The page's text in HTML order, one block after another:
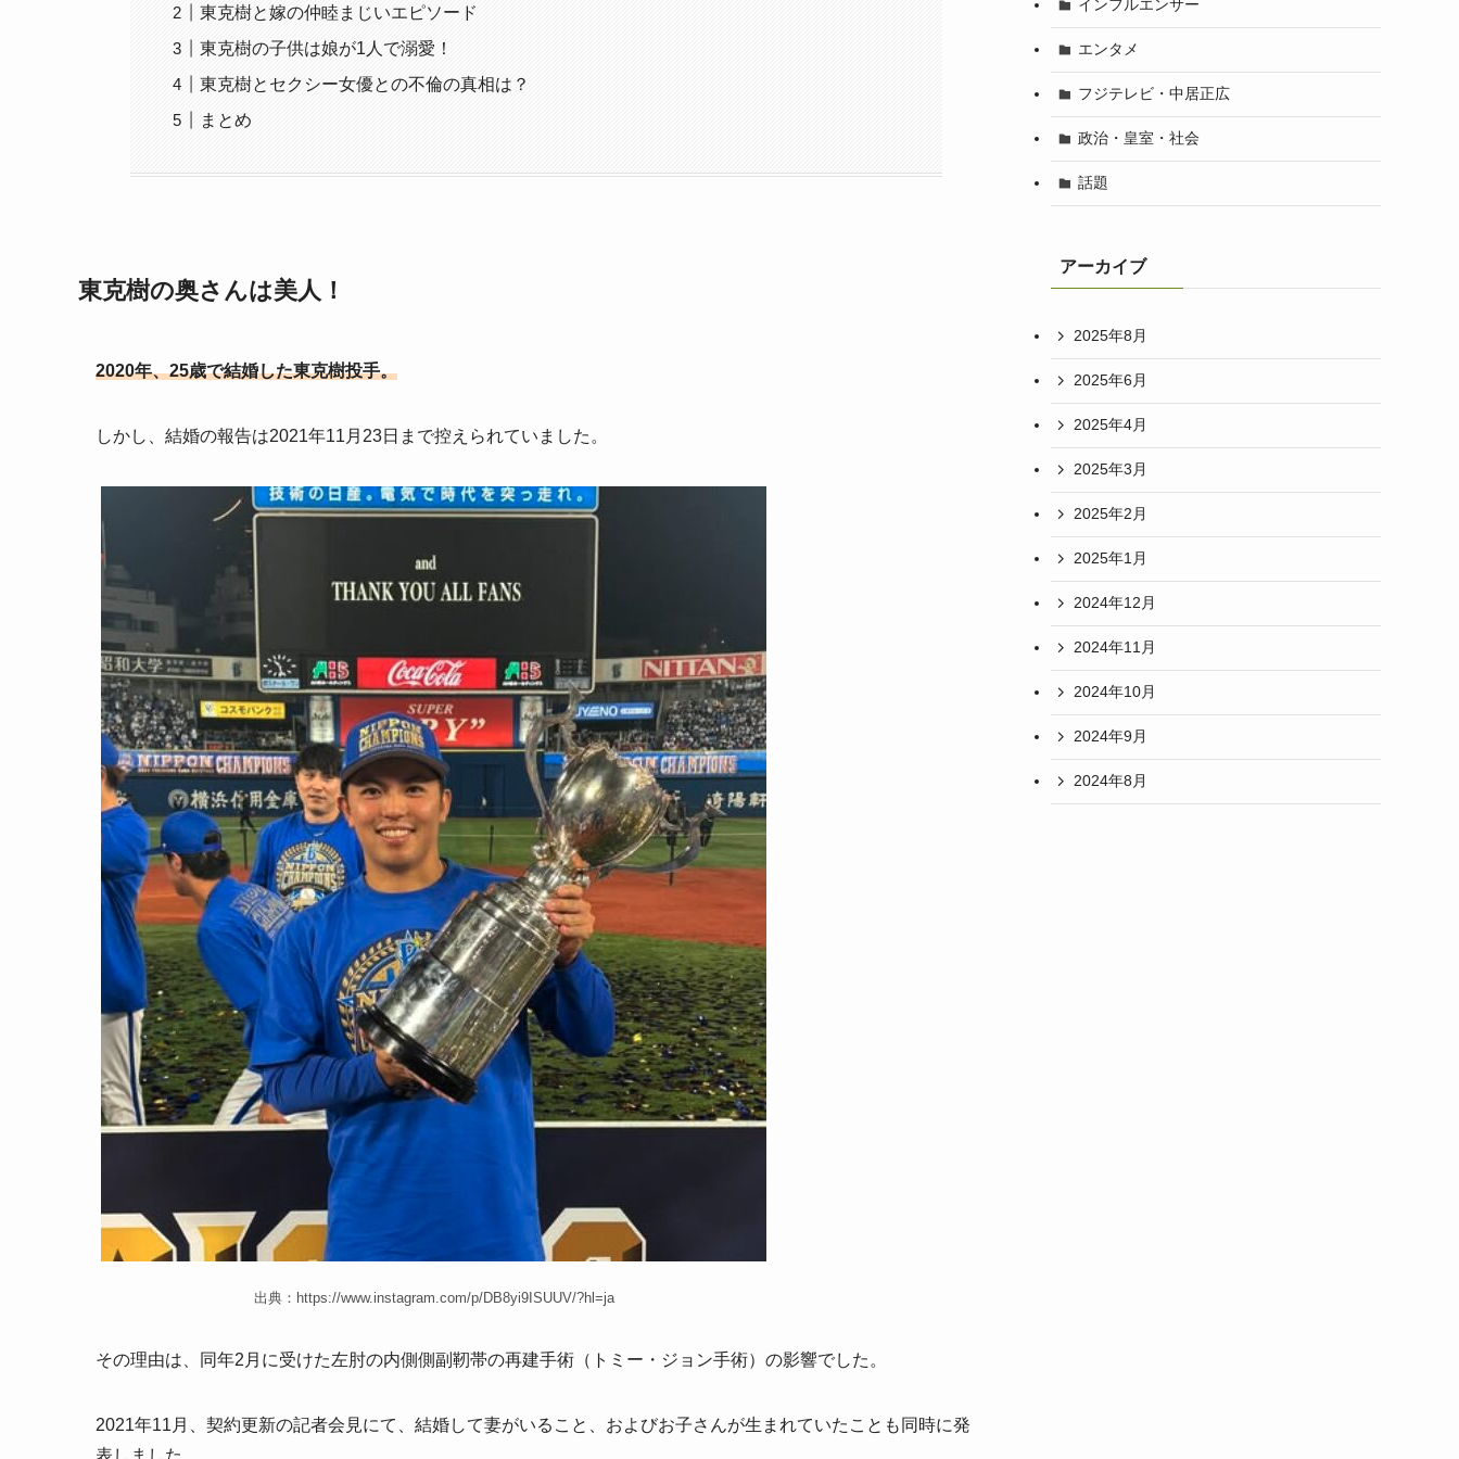
東克樹と嫁の仲睦まじいエピソード
東克樹の子供は娘が1人で溺愛！
東克樹とセクシー女優との不倫の真相は？
まとめ
東克樹の奥さんは美人！
2020年、25歳で結婚した東克樹投手。
しかし、結婚の報告は2021年11月23日まで控えられていました。
出典：https://www.instagram.com/p/DB8yi9ISUUV/?hl=ja
その理由は、同年2月に受けた左肘の内側側副靭帯の再建手術（トミー・ジョン手術）の影響でした。
2021年11月、契約更新の記者会見にて、結婚して妻がいること、およびお子さんが生まれていたことも同時に発
表しました。
インフルエンサー
エンタメ
フジテレビ・中居正広
政治・皇室・社会
話題
アーカイブ
2025年8月
2025年6月
2025年4月
2025年3月
2025年2月
2025年1月
2024年12月
2024年11月
2024年10月
2024年9月
2024年8月